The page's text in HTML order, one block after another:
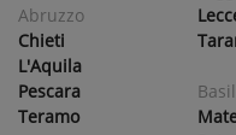
Abruzzo
Chieti
L'Aquila
Pescara
Teramo